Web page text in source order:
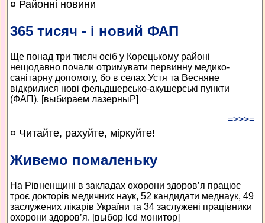
¤ Районні новини
365 тисяч - і новий ФАП
Ще понад три тисяч осіб у Корецькому районі
нещодавно почали отримувати первинну медико-
санітарну допомогу, бо в селах Устя та Весняне
відкрилися нові фельдшерсько-акушерські пункти
(ФАП). [выбираем лазерныР]
=>>>=
¤ Читайте, рахуйте, міркуйте!
Живемо помаленьку
На Рівненщині в закладах охорони здоров’я працює
троє докторів медичних наук, 52 кандидати меднаук, 49
заслужених лікарів України та 34 заслужені працівники
охорони здоров’я. [выбор lcd монитор]